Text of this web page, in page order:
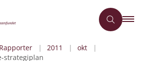
Rapporter 2011
okt
strategiplan